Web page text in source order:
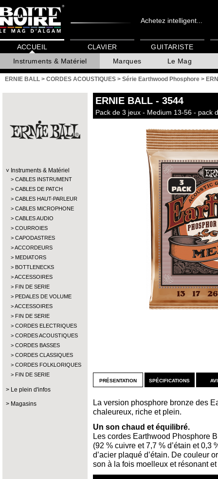
Achetez intelligent...
ACCUEIL
Instruments & Matériel
Marques Le Mag
CLAVIER GUITARISTE
ERNIE BALL > CORDES ACOUSTIQUES > Série Earthwood Phosphore >
Instruments & Matériel
CABLES INSTRUMENT
CABLES DE PATCH
CABLES HAUT-PARLEUR
CABLES MICROPHONE
CABLES AUDIO
COURROIES
CAPODASTRES
ACCORDEURS
MEDIATORS
BOTTLENECKS
ACCESSOIRES
FIN DE SERIE
PEDALES DE VOLUME
ACCESSOIRES
FIN DE SERIE
CORDES ELECTRIQUES
CORDES ACOUSTIQUES
CORDES BASSES
CORDES CLASSIQUES
CORDES FOLKLORIQUES
FIN DE SERIE
Le plein d'infos
Magasins
ERNIE BALL - 3544
Pack de 3 jeux - Medium 13-56 - pack
présentation
La version phosphore bronze des
chaleureux, riche et plein.
Un son chaud et équilibré.
Les cordes Earthwood Phosphore
(92 % cuivre et 7,7 % d’étain et 0,3
d’acier plaqué d’étain. De couleur
son à la fois moelleux et résonant
spécifications